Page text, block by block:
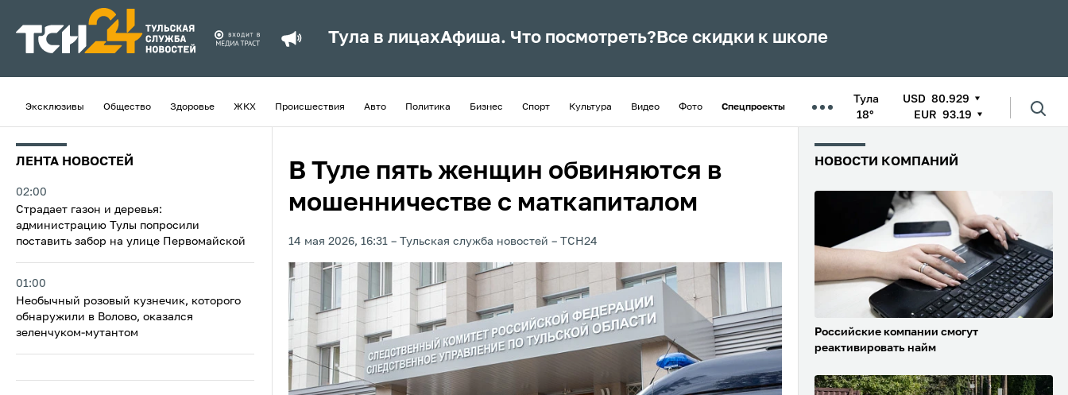
Тула в лицахАфиша. Что посмотреть? Все скидки к школе
Эксклюзивы Общество Здоровье ЖКХ Происшествия Авто Политика Бизнес Спорт Культура Видео Фото Спецпроекты
Тула
18°
USD 80.929
EUR 93.19
ЛЕНТА НОВОСТЕЙ
02:00
Страдает газон и деревья:
администрацию Тулы попросили
поставить забор на улице Первомайской
01:00
Необычный розовый кузнечик, которого
обнаружили в Волово, оказался
зеленчуком-мутантом
В Туле пять женщин обвиняются в
мошенничестве с маткапиталом
14 мая 2026, 16:31 Тульская служба новостей ТСН24
НОВОСТИ КОМПАНИЙ
Российские компании смогут
реактивировать найм